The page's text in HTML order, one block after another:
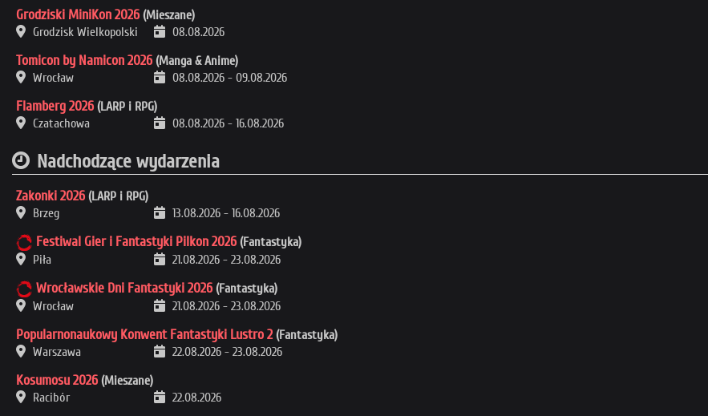
Grodziski MiniKon 2026 (Mieszane)
Grodzisk Wielkopolski
08.08.2026
Tomicon by Namicon 2026 (Manga & Anime)
Wrocław
08.08.2026 - 09.08.2026
Flamberg 2026 (LARP i RPG)
Czatachowa
08.08.2026 - 16.08.2026
Nadchodzące wydarzenia
Zakonki 2026 (LARP i RPG)
Brzeg
13.08.2026 - 16.08.2026
Festiwal Gier i Fantastyki Pilkon 2026 (Fantastyka)
Piła
21.08.2026 - 23.08.2026
Wrocławskie Dni Fantastyki 2026 (Fantastyka)
Wrocław
21.08.2026 - 23.08.2026
Popularnonaukowy Konwent Fantastyki Lustro 2 (Fantastyka)
Warszawa
22.08.2026 - 23.08.2026
Kosumosu 2026 (Mieszane)
Racibór
22.08.2026